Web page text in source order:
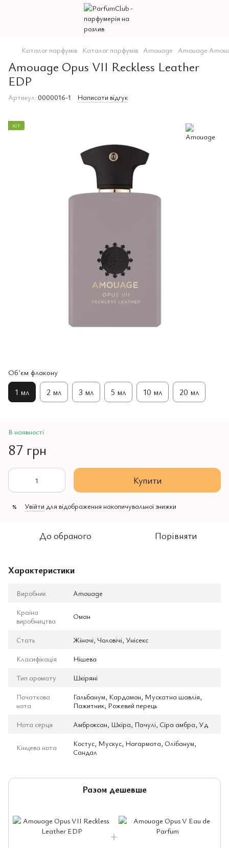
Каталог парфумів Каталог парфумів Amouage Amouage
Amouage Opus VII Reckless Leather
EDP
Артикул: 0000016-1 Написати відгук
ХІТ
Обʼєм флакону
1 мл 2 мл 3 мл 5 мл 10 мл 20 мл
В наявності
87 грн
Купити
% Увійти для відображення накопичувальної знижки
До обраного Порівняти
Характеристики
Виробник
Amouage
Країна
виробництва
Оман
Стать
Жіночі, Чоловічі, Унісекс
Класифікація
Нішева
Тип аромату
Шкіряні
Початкова
нота
Гальбанум, Кардамон, Мускатна шавлія,
Пажитник, Рожевий перець
Нота серця
Амброксан, Шкіра, Пачулі, Сіра амбра, Уд
Кінцева нота
Костус, Мускус, Нагармота, Олібанум,
Сандал
Разом дешевше